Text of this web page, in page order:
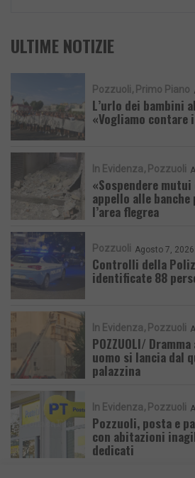
ULTIME NOTIZIE
Pozzuoli Primo Piano
L’urlo dei bambini
«Vogliamo contare
In Evidenza Pozzuoli
«Sospendere
appello alle
l’area flegrea
Pozzuoli Agosto 7, 2026
Controlli della
identificate 88
In Evidenza Pozzuoli
POZZUOLI/
uomo si lancia dal
palazzina
In Evidenza Pozzuoli
Pozzuoli, posta e
con abitazioni
dedicati